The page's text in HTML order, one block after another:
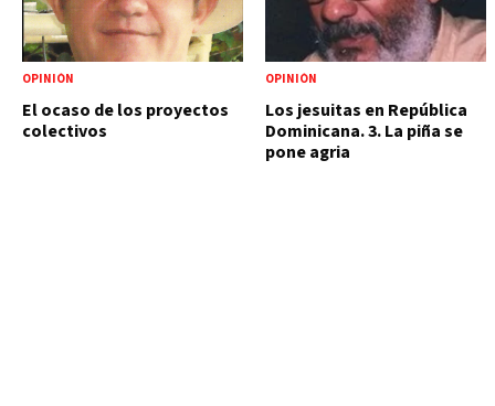
OPINIÓN
El ocaso de los proyectos
colectivos
OPINIÓN
Los jesuitas en República
Dominicana. 3. La piña se
pone agria